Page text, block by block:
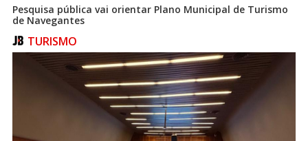
Pesquisa pública vai orientar Plano Municipal de Turismo
de Navegantes
TURISMO